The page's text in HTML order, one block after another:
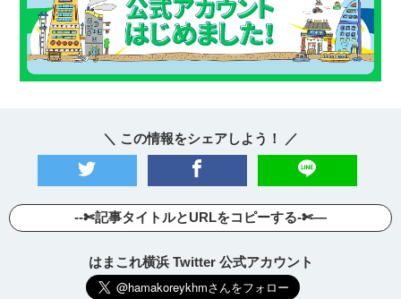
＼ この情報をシェアしよう！ ／
--✄記事タイトルとURLをコピーする-✄—
はまこれ横浜 Twitter 公式アカウント